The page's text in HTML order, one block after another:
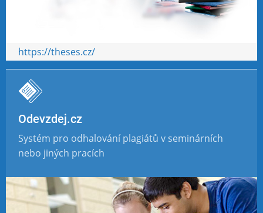
https://theses.cz/
Odevzdej.cz
Systém pro odhalování plagiátů v seminárních
nebo jiných pracích